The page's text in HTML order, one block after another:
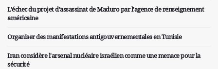
L’échec du projet d’assassinat de Maduro par l’agence de renseignement
américaine
Organiser des manifestations antigouvernementales en Tunisie
Iran considère l'arsenal nucléaire israélien comme une menace pour la
sécurité